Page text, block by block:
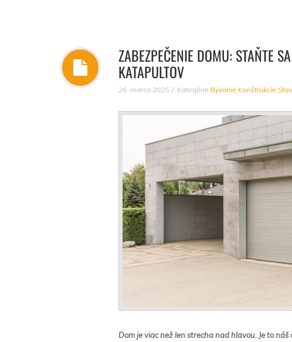
ZABEZPEČENIE DOMU: STAŇTE
KATAPULTOV
26. marca 2025 Kategórie Bývanie,Konštrukcie,
Dom je viac než len strecha nad hlavou. Je to